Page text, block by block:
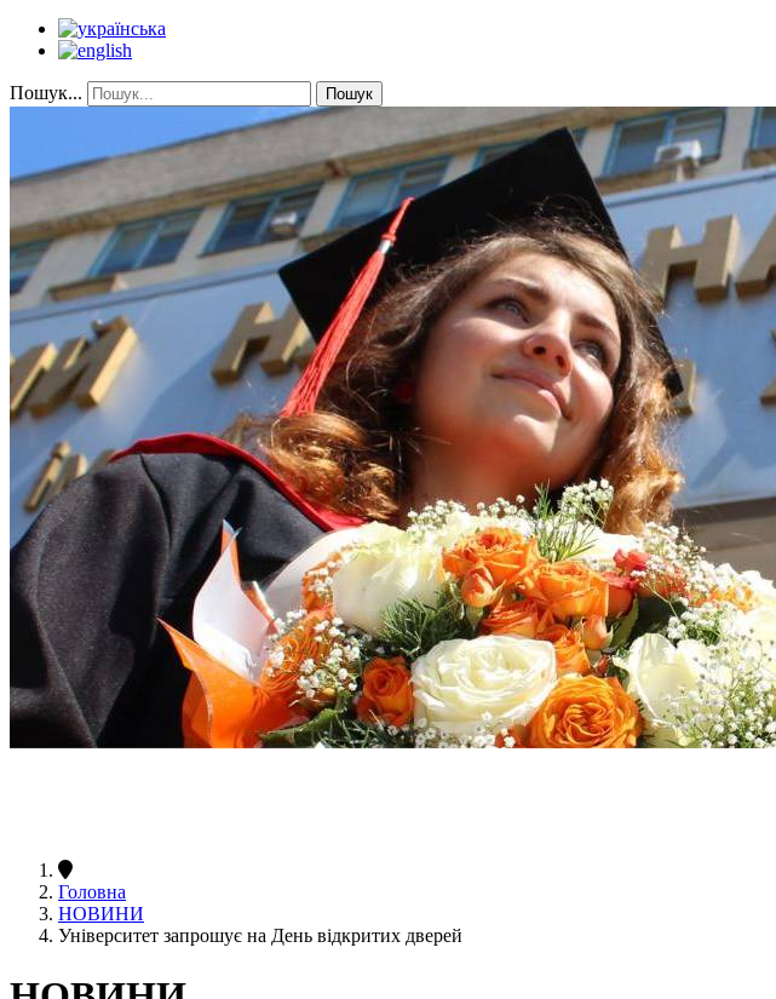
Пошук... Пошук
Головна
НОВИНИ
Університет запрошує на День відкритих дверей